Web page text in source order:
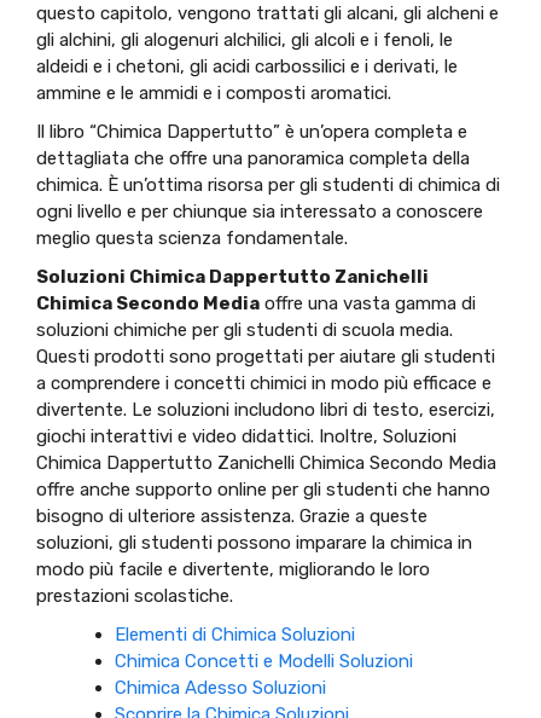
questo capitolo, vengono trattati gli alcani, gli alcheni e
gli alchini, gli alogenuri alchilici, gli alcoli e i fenoli, le
aldeidi e i chetoni, gli acidi carbossilici e i derivati, le
ammine e le ammidi e i composti aromatici.
Il libro “Chimica Dappertutto” è un’opera completa e
dettagliata che offre una panoramica completa della
chimica. È un’ottima risorsa per gli studenti di chimica di
ogni livello e per chiunque sia interessato a conoscere
meglio questa scienza fondamentale.
Soluzioni Chimica Dappertutto Zanichelli
Chimica Secondo Media offre una vasta gamma di
soluzioni chimiche per gli studenti di scuola media.
Questi prodotti sono progettati per aiutare gli studenti
a comprendere i concetti chimici in modo più efficace e
divertente. Le soluzioni includono libri di testo, esercizi,
giochi interattivi e video didattici. Inoltre, Soluzioni
Chimica Dappertutto Zanichelli Chimica Secondo Media
offre anche supporto online per gli studenti che hanno
bisogno di ulteriore assistenza. Grazie a queste
soluzioni, gli studenti possono imparare la chimica in
modo più facile e divertente, migliorando le loro
prestazioni scolastiche.
Elementi di Chimica Soluzioni
Chimica Concetti e Modelli Soluzioni
Chimica Adesso Soluzioni